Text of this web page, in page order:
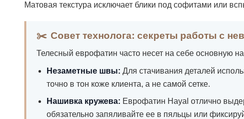
Матовая текстура исключает блики под софитами или
✂️ Совет технолога: секреты работы с
Телесный еврофатин часто несет на себе основную
Незаметные швы: Для стачивания деталей
точно в тон коже клиента, а не самой сетке.
Нашивка кружева: Еврофатин Hayal отлично
обязательно запяливайте ее в пяльцы или